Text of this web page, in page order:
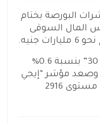
البورصة بختام
المال السوقى
وصعد مؤشر “إيجي إكس 30” بنسبة 0.6%
نقطة، وصعد مؤشر “إيجي
إكس 50” بنسبة 0.1% عند مستوى 2916